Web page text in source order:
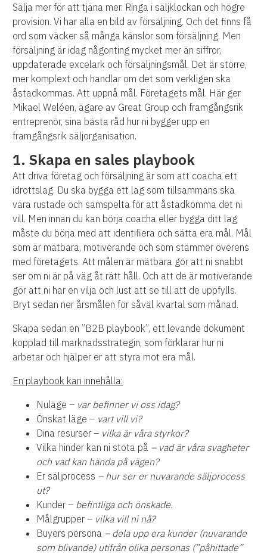
Sälja mer för att tjäna mer. Ringa i säljklockan och högre
provision. Vi har alla en bild av försäljning. Och det finns få
ord som väcker så många känslor som försäljning. Men
försäljning är idag någonting mycket mer än siffror,
uppdaterade excelark och försäljningsmål. Det är större,
mer komplext och handlar om det som verkligen ska
åstadkommas. Att uppnå mål. Företagets mål. Här ger
Mikael Weléen, ägare av Great Group och framgångsrik
entreprenör, sina bästa råd hur ni bygger upp en
framgångsrik säljorganisation.
1. Skapa en sales playbook
Att driva företag och försäljning är som att coacha ett
idrottslag. Du ska bygga ett lag som tillsammans ska
vara rustade och samspelta för att åstadkomma det ni
vill. Men innan du kan börja coacha eller bygga ditt lag
måste du börja med att identifiera och sätta era mål. Mål
som är mätbara, motiverande och som stämmer överens
med företagets. Att målen är mätbara gör att ni snabbt
ser om ni är på väg åt rätt håll. Och att de är motiverande
gör att ni har en vilja och lust att se till att de uppfylls.
Bryt sedan ner årsmålen för såväl kvartal som månad.
Skapa sedan en ”B2B playbook”, ett levande dokument
kopplad till marknadsstrategin, som förklarar hur ni
arbetar och hjälper er att styra mot era mål.
En playbook kan innehålla:
Nuläge – var befinner vi oss idag?
Önskat läge – vart vill vi?
Dina resurser – vilka är våra styrkor?
Vilka hinder kan ni stöta på – vad är våra svagheter
och vad kan hända på vägen?
Er säljprocess – hur ser er nuvarande säljprocess
ut?
Kunder – befintliga och önskade.
Målgrupper – vilka vill ni nå?
Buyers persona – dela upp era kunder (nuvarande
som blivande) utifrån olika personas (”påhittade”